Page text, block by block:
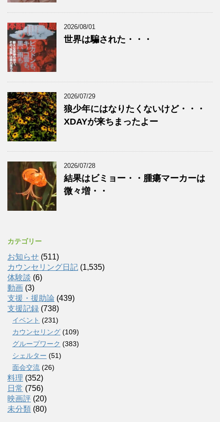
2026/08/01
世界は騙された・・・
2026/07/29
狼少年にはなりたくないけど・・・
XDAYが来ちまったよー
2026/07/28
結果はビミョー・・腫瘍マーカーは
微々増・・
カテゴリー
お知らせ (511)
カウンセリング日記 (1,535)
体験談 (6)
動画 (3)
支援・援助論 (439)
支援記録 (738)
イベント (231)
カウンセリング (109)
グループワーク (383)
シェルター (51)
面会交流 (26)
料理 (352)
日常 (756)
映画評 (20)
未分類 (80)